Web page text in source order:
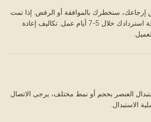
إرجاعك، سنخطرك بالموافقة أو الرفض. إذا تمت
الموافقة، سيتم معالجة استردادك خلال 5-7 أيام عمل. تكاليف إعادة
العنصر بحجم أو نمط مختلف، يرجى الاتصال
الاستبدال.